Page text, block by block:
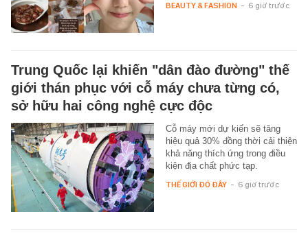
BEAUTY & FASHION - 6 giờ trước
Trung Quốc lại khiến "dân đào đường" thế
giới thán phục với cỗ máy chưa từng có,
sở hữu hai công nghệ cực độc
Cỗ máy mới dự kiến sẽ tăng
hiệu quả 30% đồng thời cải thiện
khả năng thích ứng trong điều
kiện địa chất phức tạp.
THẾ GIỚI ĐÓ ĐÂY - 6 giờ trước